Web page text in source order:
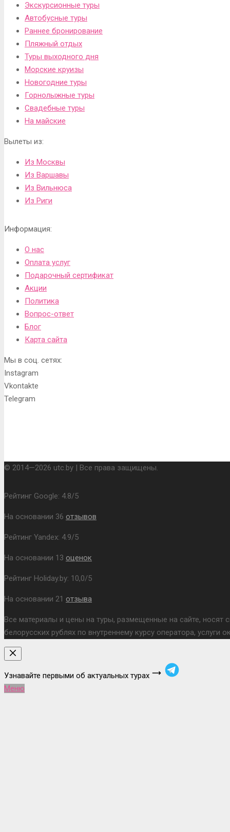
Экскурсионные туры
Автобусные туры
Раннее бронирование
Пляжный отдых
Туры выходного дня
Морские круизы
Новогодние туры
Горнолыжные туры
Свадебные туры
На майские
Вылеты из:
Из Москвы
Из Варшавы
Из Вильнюса
Из Риги
Информация:
О нас
Оплата услуг
Подарочный сертификат
Акции
Политика
Вопрос-ответ
Блог
Карта сайта
Мы в соц. сетях:
Instagram
Vkontakte
Telegram
© 2014—2026 utc.by | Все права защищены.
Рейтинг Google: 4.8/5
На основании 36 отзывов
Рейтинг Yandex: 4.9/5
На основании 13 оценок
Рейтинг Holiday.by: 10,0/5
На основании 21 отзыва
Все материалы и цены на туры, размещенные на сайте, носят
белорусских рублях по внутреннему курсу оператора,
Узнавайте первыми об актуальных турах
Меню